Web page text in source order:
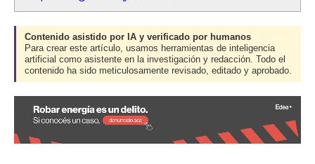
Contenido asistido por IA y verificado por humanos
Para crear este artículo, usamos herramientas de inteligencia
artificial como asistente en la investigación y redacción. Todo el
contenido ha sido meticulosamente revisado, editado y aprobado.